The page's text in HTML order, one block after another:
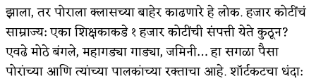
झाला, तर पोराला क्लासच्या बाहेर काढणारे हे लोक. ​हजार कोटींचं
साम्राज्य: एका शिक्षकाकडे १ हजार कोटींची संपत्ती येते कुठून?
एवढे मोठे बंगले, महागड्या गाड्या, जमिनी… हा सगळा पैसा
पोरांच्या आणि त्यांच्या पालकांच्या रक्ताचा आहे. ​शॉर्टकटचा धंदा: